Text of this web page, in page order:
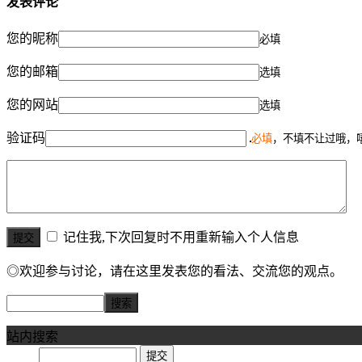
您的昵称 必填
您的邮箱 选填
您的网站 选填
验证码 必填，不填不让过哦，
记住我,下次回复时不用重新输入个人信息
◎欢迎参与讨论，请在这里发表您的看法、交流您的观点。
站内搜索